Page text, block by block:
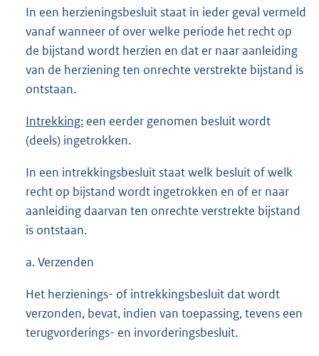
In een herzieningsbesluit staat in ieder geval vermeld
vanaf wanneer of over welke periode het recht op
de bijstand wordt herzien en dat er naar aanleiding
van de herziening ten onrechte verstrekte bijstand is
ontstaan.
Intrekking: een eerder genomen besluit wordt
(deels) ingetrokken.
In een intrekkingsbesluit staat welk besluit of welk
recht op bijstand wordt ingetrokken en of er naar
aanleiding daarvan ten onrechte verstrekte bijstand
is ontstaan.
a. Verzenden
Het herzienings- of intrekkingsbesluit dat wordt
verzonden, bevat, indien van toepassing, tevens een
terugvorderings- en invorderingsbesluit.